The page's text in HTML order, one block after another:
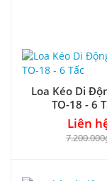
Loa Kéo Di
TO-18 - 6
Liên